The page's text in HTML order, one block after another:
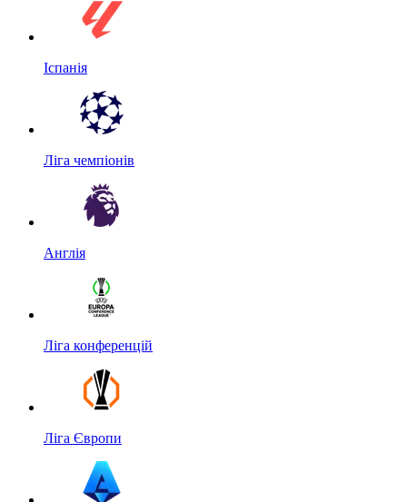
Іспанія
Ліга чемпіонів
Англія
Ліга конференцій
Ліга Європи